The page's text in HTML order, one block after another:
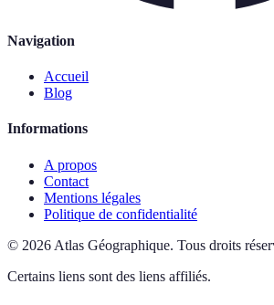
Navigation
Accueil
Blog
Informations
A propos
Contact
Mentions légales
Politique de confidentialité
© 2026 Atlas Géographique. Tous droits
Certains liens sont des liens affiliés.